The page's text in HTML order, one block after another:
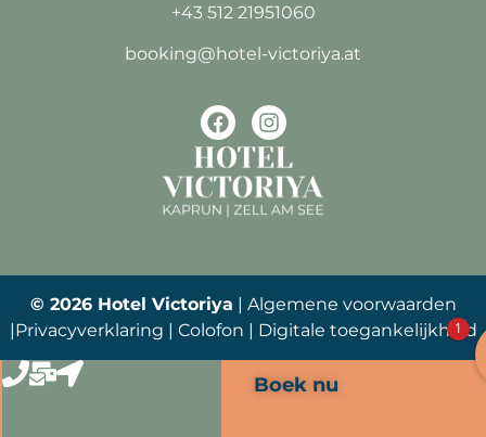
Boek nu
+43 512 21951060
booking@hotel-victoriya.at
© 2026 Hotel Victoriya | Algemene voorwaarden
|Privacyverklaring | Colofon | Digitale toegankelijkheid
1